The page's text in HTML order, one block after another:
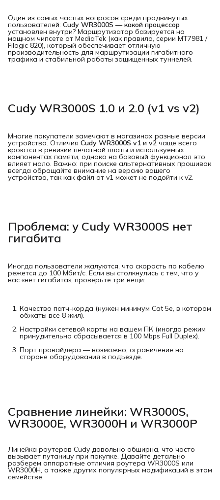
Один из самых частых вопросов среди продвинутых
пользователей: Cudy WR3000S — какой процессор
установлен внутри? Маршрутизатор базируется на
мощном чипсете от MediaTek (как правило, серии MT7981 /
Filogic 820), который обеспечивает отличную
производительность для маршрутизации гигабитного
трафика и стабильной работы защищенных туннелей.
Cudy WR3000S 1.0 и 2.0 (v1 vs v2)
Многие покупатели замечают в магазинах разные версии
устройства. Отличия Cudy WR3000S v1 и v2 чаще всего
кроются в ревизии печатной платы и используемых
компонентах памяти, однако на базовый функционал это
влияет мало. Важно: при поиске альтернативных прошивок
всегда обращайте внимание на версию вашего
устройства, так как файл от v1 может не подойти к v2.
Проблема: у Cudy WR3000S нет
гигабита
Иногда пользователи жалуются, что скорость по кабелю
режется до 100 Мбит/с. Если вы столкнулись с тем, что у
вас «нет гигабита», проверьте три вещи:
Качество патч-корда (нужен минимум Cat 5e, в котором
обжаты все 8 жил).
Настройки сетевой карты на вашем ПК (иногда режим
принудительно сбрасывается в 100 Mbps Full Duplex).
Порт провайдера — возможно, ограничение на
стороне оборудования в подъезде.
Сравнение линейки: WR3000S,
WR3000E, WR3000H и WR3000P
Линейка роутеров Cudy довольно обширна, что часто
вызывает путаницу при покупке. Давайте детально
разберем аппаратные отличия роутера WR3000S или
WR3000H, а также других популярных модификаций в этом
семействе.